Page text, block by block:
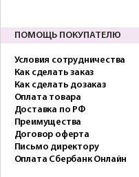
ПОМОЩЬ ПОКУПАТЕЛЮ
Условия сотрудничества
Как сделать заказ
Как сделать дозаказ
Оплата товара
Доставка по РФ
Преимущества
Договор оферта
Письмо директору
Оплата Сбербанк Онлайн